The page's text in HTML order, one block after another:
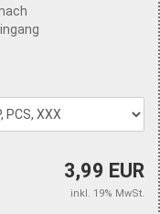
3,99 EUR
inkl. 19% MwSt.